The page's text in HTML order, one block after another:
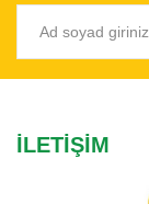
İLETIŞIM